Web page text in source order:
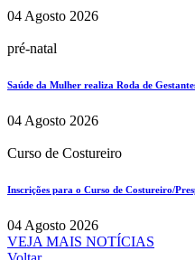
04 Agosto 2026
pré-natal
Saúde da Mulher realiza Roda de
04 Agosto 2026
Curso de Costureiro
Inscrições para o Curso de Costureiro/
04 Agosto 2026
VEJA MAIS NOTÍCIAS